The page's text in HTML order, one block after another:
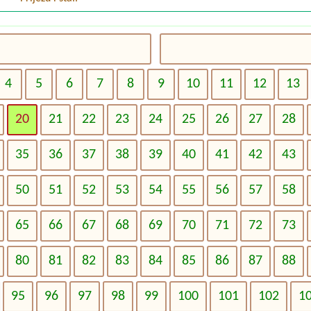
4 5 6 7 8 9 10 11 12 13
20 21 22 23 24 25 26 27 28
35 36 37 38 39 40 41 42 43
50 51 52 53 54 55 56 57 58
65 66 67 68 69 70 71 72 73
80 81 82 83 84 85 86 87 88
95 96 97 98 99 100 101 102